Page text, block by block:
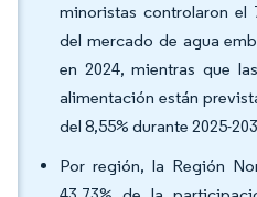
minoristas controlaron el
del mercado de agua
en 2024, mientras que
alimentación están
del 8,55% durante 2025-
Por región, la Región